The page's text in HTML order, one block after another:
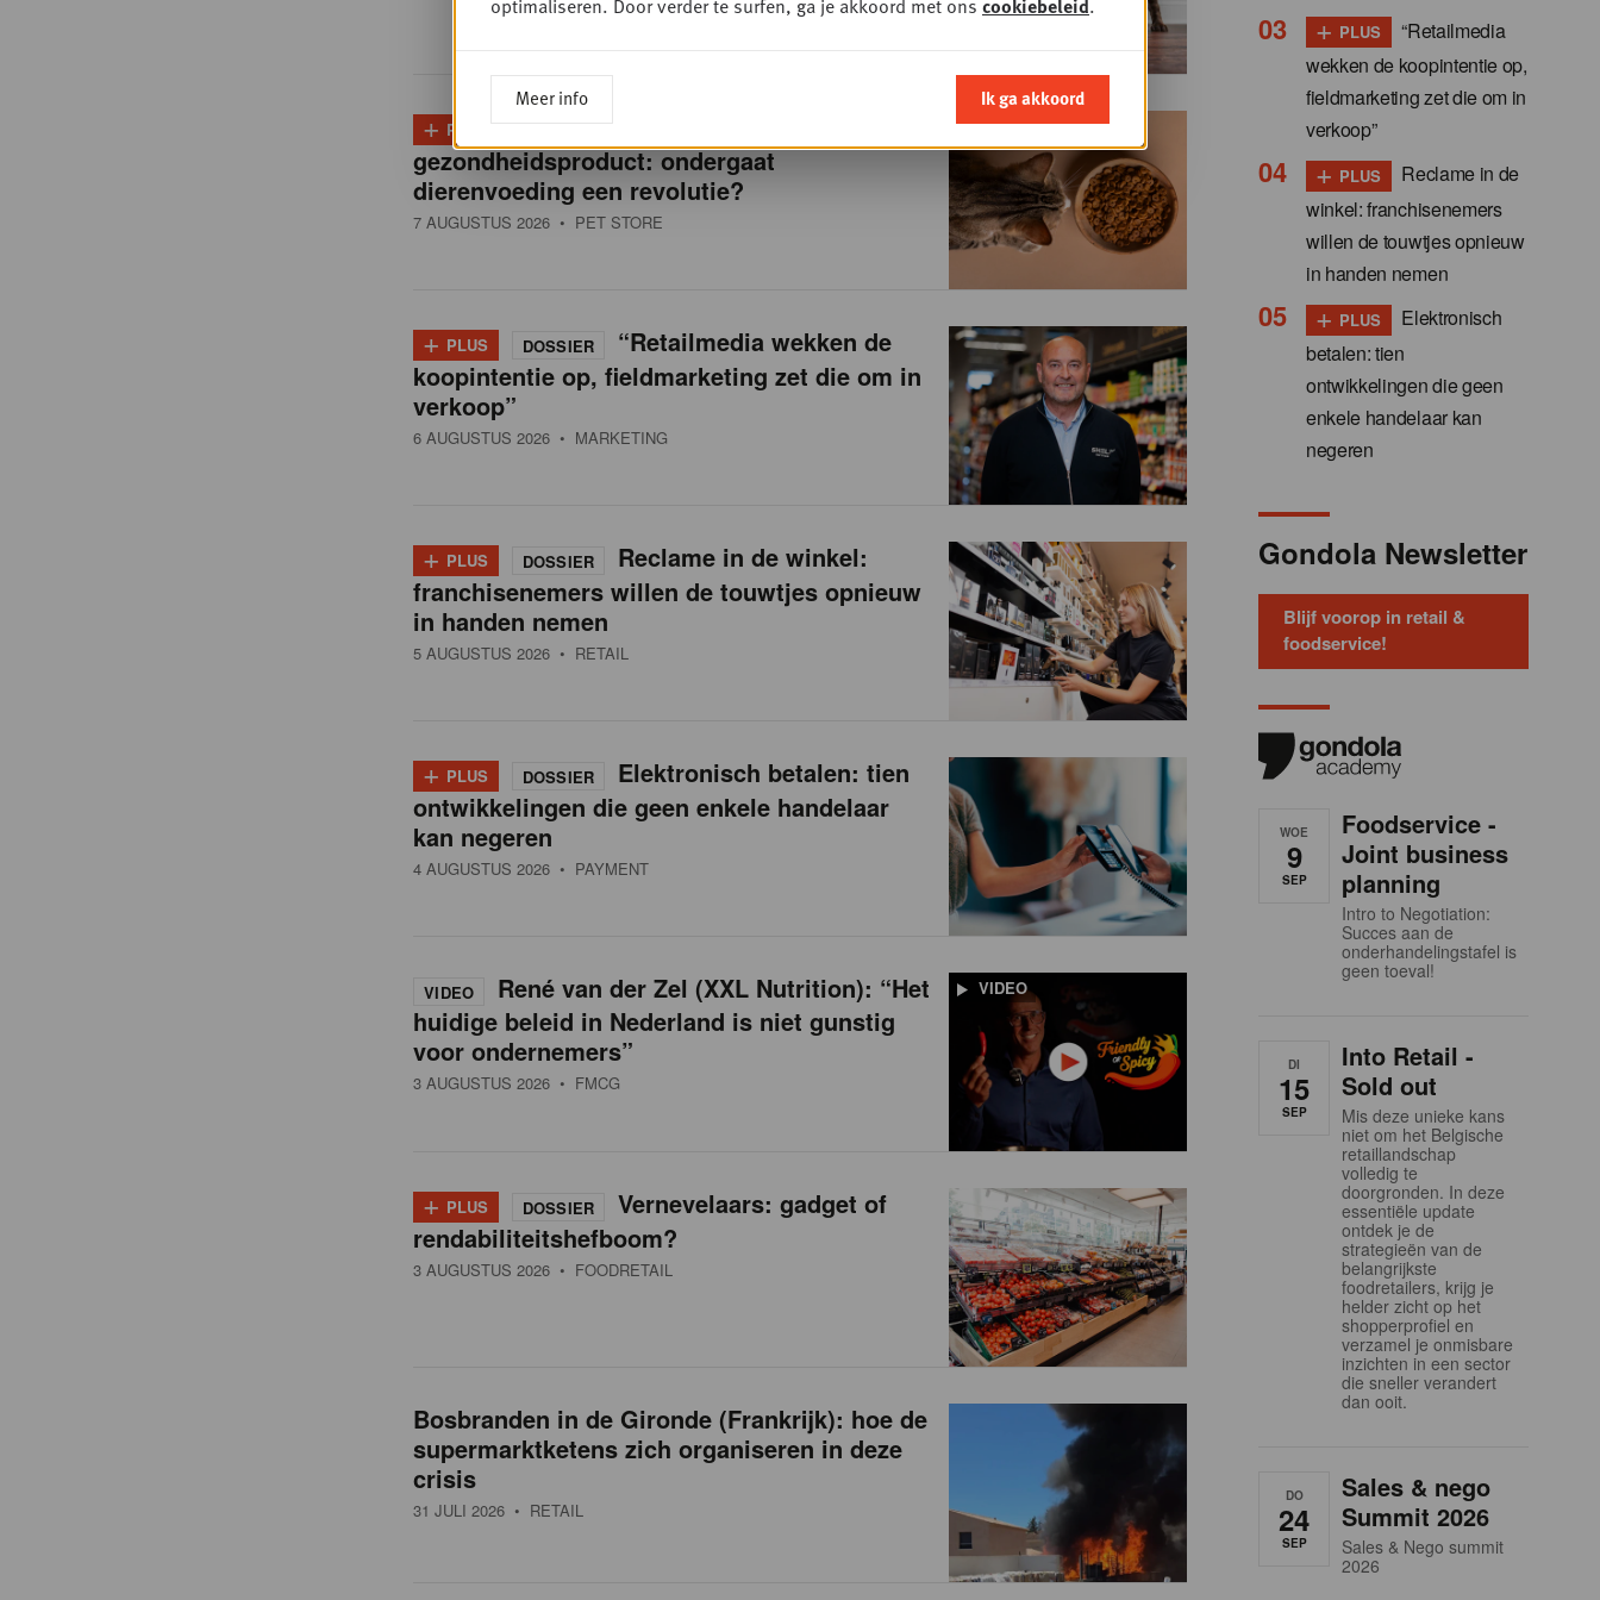
+ PLUS DOSSIER
gezondheidsproduct: ondergaat
dierenvoeding een revolutie?
7 AUGUSTUS 2026 • PET STORE
+ PLUS DOSSIER
“Retailmedia wekken de
koopintentie op, fieldmarketing zet die om in
verkoop”
6 AUGUSTUS 2026 • MARKETING
+ PLUS DOSSIER
Reclame in de winkel:
franchisenemers willen de touwtjes opnieuw
in handen nemen
5 AUGUSTUS 2026 • RETAIL
+ PLUS DOSSIER
Elektronisch betalen: tien
ontwikkelingen die geen enkele handelaar
kan negeren
4 AUGUSTUS 2026 • PAYMENT
VIDEO
VIDEO
René van der Zel (XXL Nutrition): “Het
huidige beleid in Nederland is niet gunstig
voor ondernemers”
3 AUGUSTUS 2026 • FMCG
+ PLUS DOSSIER
Vernevelaars: gadget of
rendabiliteitshefboom?
3 AUGUSTUS 2026 • FOODRETAIL
Bosbranden in de Gironde (Frankrijk): hoe de
supermarktketens zich organiseren in deze
crisis
31 JULI 2026 • RETAIL
+ PLUS
“Retailmedia
wekken de koopintentie op,
fieldmarketing zet die om in
verkoop”
+ PLUS
Reclame in de
winkel: franchisenemers
willen de touwtjes opnieuw
in handen nemen
+ PLUS
Elektronisch
betalen: tien
ontwikkelingen die geen
enkele handelaar kan
negeren
Gondola Newsletter
Blijf voorop in retail &
foodservice!
WOE
9
SEP
Foodservice -
Joint business
planning
Intro to Negotiation:
Succes aan de
onderhandelingstafel is
geen toeval!
DI
15
SEP
Into Retail -
Sold out
Mis deze unieke kans
niet om het Belgische
retaillandschap
volledig te
doorgronden. In deze
essentiële update
ontdek je de
strategieën van de
belangrijkste
foodretailers, krijg je
helder zicht op het
shopperprofiel en
verzamel je onmisbare
inzichten in een sector
die sneller verandert
dan ooit.
DO
24
SEP
Sales & nego
Summit 2026
Sales & Nego summit
2026
optimaliseren. Door verder te surfen, ga je akkoord met ons cookiebeleid.
Meer info Ik ga akkoord